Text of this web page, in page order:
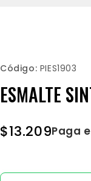
Código: PIES1903
ESMALTE
$13.209Paga